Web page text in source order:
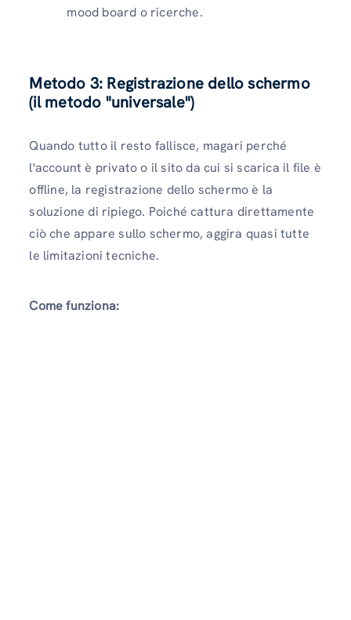
mood board o ricerche.
Metodo 3: Registrazione dello schermo
(il metodo "universale")
Quando tutto il resto fallisce, magari perché
l'account è privato o il sito da cui si scarica il file è
offline, la registrazione dello schermo è la
soluzione di ripiego. Poiché cattura direttamente
ciò che appare sullo schermo, aggira quasi tutte
le limitazioni tecniche.
Come funziona: